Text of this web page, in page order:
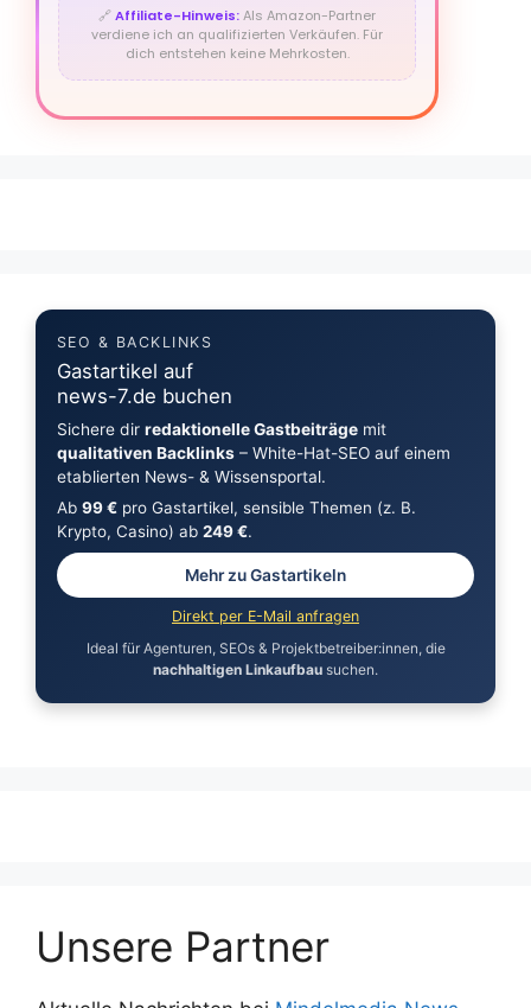
🔗Affiliate-Hinweis:Als Amazon-Partner
verdiene ich an qualifizierten Verkäufen. Für
dich entstehen keine Mehrkosten.
SEO & BACKLINKS
Gastartikel auf
news-7.de buchen
Sichere dir redaktionelle Gastbeiträgemit
qualitativen Backlinks– White-Hat-SEO auf einem
etablierten News- & Wissensportal.
Ab 99 €pro Gastartikel, sensible Themen (z. B.
Krypto, Casino) ab 249 €.
Mehr zu Gastartikeln
Direkt per E-Mail anfragen
Ideal für Agenturen, SEOs & Projektbetreiber:innen, die
nachhaltigen Linkaufbau suchen.
Unsere Partner